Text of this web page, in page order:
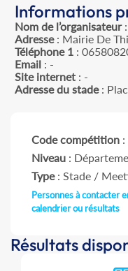
Informations
Nom de l’organisateur:
Adresse: Mairie De
Téléphone 1 :
Email : -
Site internet : -
Adresse du stade:
Code compétition
Niveau :
Type: Stade /
Personnes à contacter
calendrier ou résultats
Résultats